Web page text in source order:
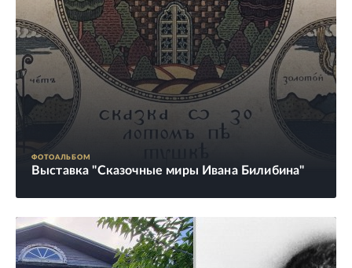
ФОТОАЛЬБОМ
Выставка "Сказочные миры Ивана Билибина"